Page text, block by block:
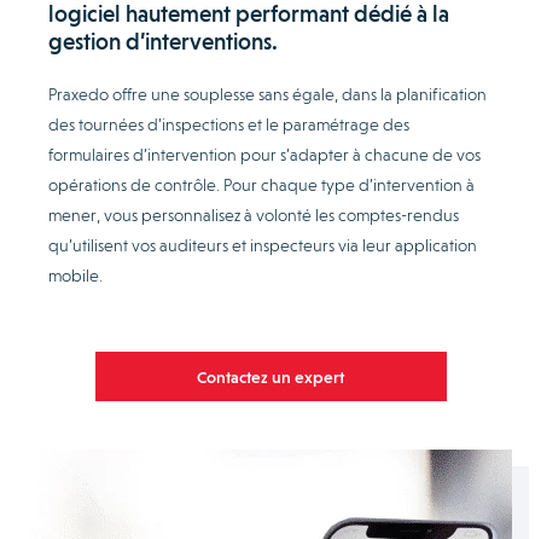
logiciel hautement performant dédié à la
gestion d’interventions.
Praxedo offre une souplesse sans égale, dans la planification
des tournées d’inspections et le paramétrage des
formulaires d’intervention pour s’adapter à chacune de vos
opérations de contrôle. Pour chaque type d’intervention à
mener, vous personnalisez à volonté les comptes-rendus
qu’utilisent vos auditeurs et inspecteurs via leur application
mobile.
Contactez un expert